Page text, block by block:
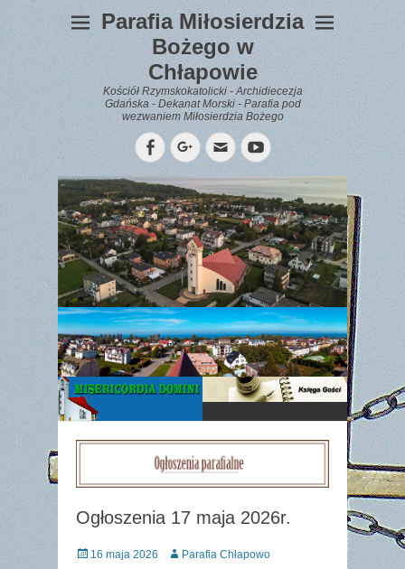
Parafia Miłosierdzia
Bożego w
Chłapowie
Kościół Rzymskokatolicki - Archidiecezja
Gdańska - Dekanat Morski - Parafia pod
wezwaniem Miłosierdzia Bożego
FacebookGoogleplus
EmailYouTube
WYPOCZYNEK
Gazetka
Parafialna
Ogłoszenia 17 maja 2026r.
Posted
16 maja 2026 Author
Parafia Chłapowo